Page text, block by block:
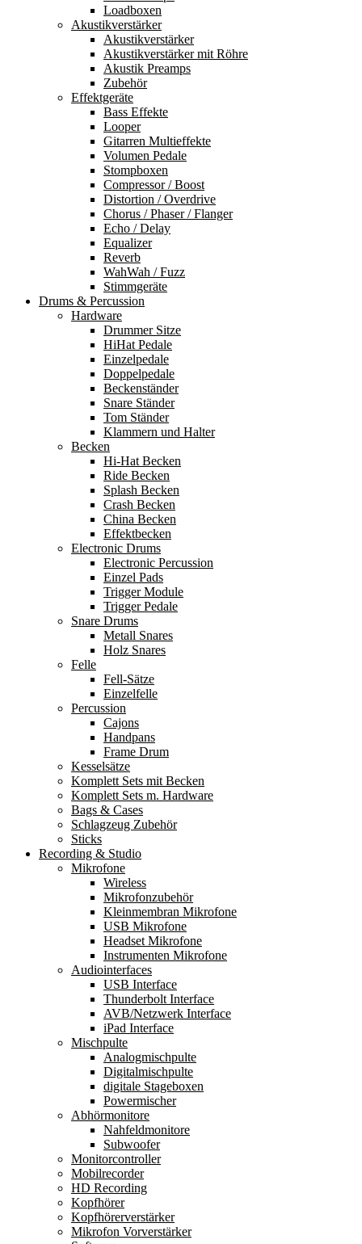
Loadboxen
Akustikverstärker
Akustikverstärker
Akustikverstärker mit Röhre
Akustik Preamps
Zubehör
Effektgeräte
Bass Effekte
Looper
Gitarren Multieffekte
Volumen Pedale
Stompboxen
Compressor / Boost
Distortion / Overdrive
Chorus / Phaser / Flanger
Echo / Delay
Equalizer
Reverb
WahWah / Fuzz
Stimmgeräte
Drums & Percussion
Hardware
Drummer Sitze
HiHat Pedale
Einzelpedale
Doppelpedale
Beckenständer
Snare Ständer
Tom Ständer
Klammern und Halter
Becken
Hi-Hat Becken
Ride Becken
Splash Becken
Crash Becken
China Becken
Effektbecken
Electronic Drums
Electronic Percussion
Einzel Pads
Trigger Module
Trigger Pedale
Snare Drums
Metall Snares
Holz Snares
Felle
Fell-Sätze
Einzelfelle
Percussion
Cajons
Handpans
Frame Drum
Kesselsätze
Komplett Sets mit Becken
Komplett Sets m. Hardware
Bags & Cases
Schlagzeug Zubehör
Sticks
Recording & Studio
Mikrofone
Wireless
Mikrofonzubehör
Kleinmembran Mikrofone
USB Mikrofone
Headset Mikrofone
Instrumenten Mikrofone
Audiointerfaces
USB Interface
Thunderbolt Interface
AVB/Netzwerk Interface
iPad Interface
Mischpulte
Analogmischpulte
Digitalmischpulte
digitale Stageboxen
Powermischer
Abhörmonitore
Nahfeldmonitore
Subwoofer
Monitorcontroller
Mobilrecorder
HD Recording
Kopfhörer
Kopfhörerverstärker
Mikrofon Vorverstärker